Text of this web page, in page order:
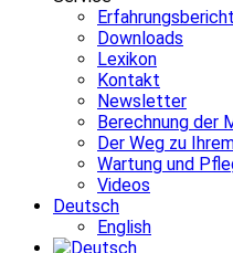
Erfahrungsbericht
Downloads
Lexikon
Kontakt
Newsletter
Berechnung der
Der Weg zu
Wartung und
Videos
Deutsch
English